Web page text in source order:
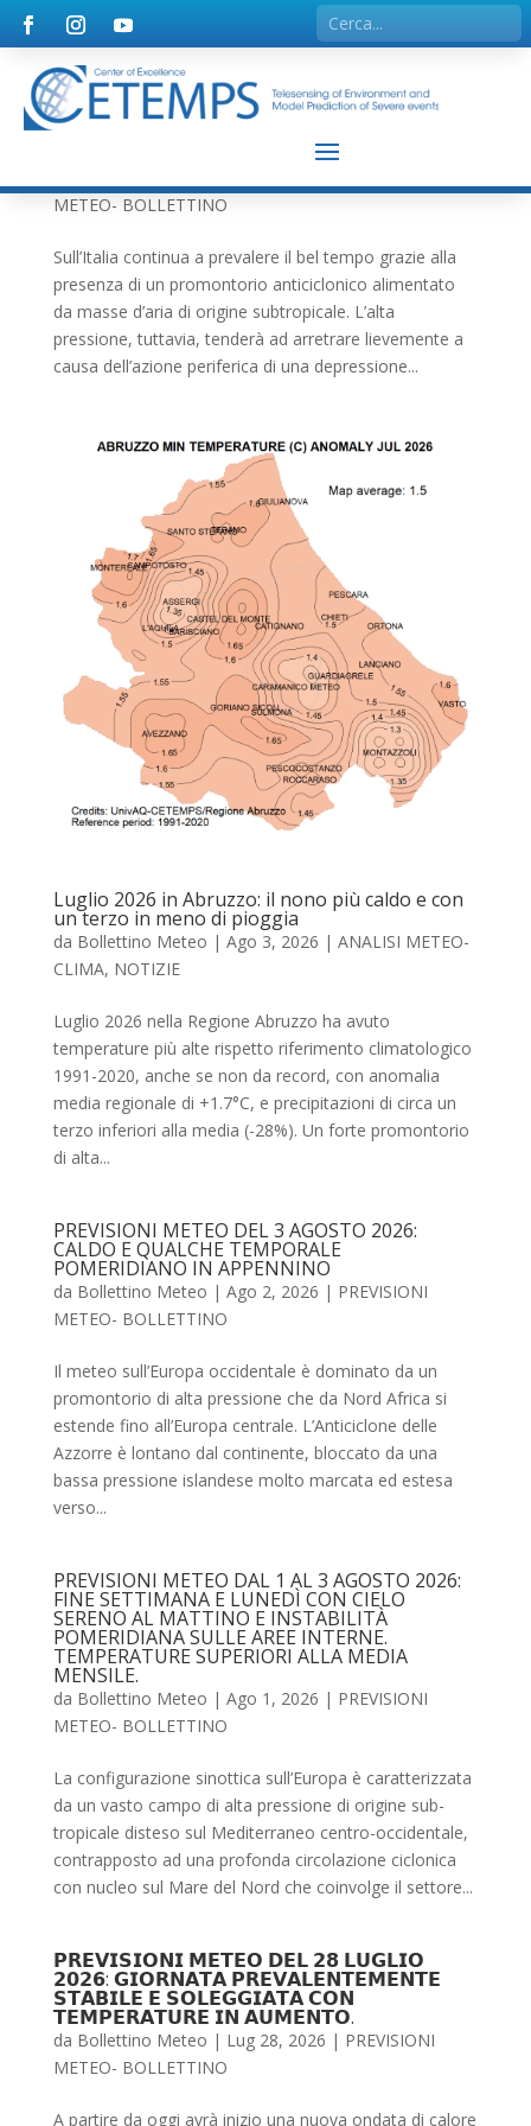
𝗣𝗥𝗘𝗩𝗜𝗦𝗜𝗢𝗡𝗜 𝗠𝗘𝗧𝗘𝗢 𝗗𝗘𝗟 𝟰 𝗔𝗚𝗢𝗦𝗧𝗢
𝟮𝟬𝟮𝟲: 𝗣𝗥𝗢𝗦𝗘𝗚𝗨𝗘 𝗟’𝗢𝗡𝗗𝗔𝗧𝗔 𝗗𝗜 𝗖𝗔𝗟𝗢𝗥𝗘
𝗖𝗢𝗡 𝗤𝗨𝗔𝗟𝗖𝗛𝗘 𝗧𝗘𝗠𝗣𝗢𝗥𝗔𝗟𝗘
METEO- BOLLETTINO
Sull’Italia continua a prevalere il bel tempo grazie alla
presenza di un promontorio anticiclonico alimentato
da masse d’aria di origine subtropicale. L’alta
pressione, tuttavia, tenderà ad arretrare lievemente a
causa dell’azione periferica di una depressione...
Luglio 2026 in Abruzzo: il nono più caldo e con
un terzo in meno di pioggia
da Bollettino Meteo | Ago 3, 2026 | ANALISI METEO-
CLIMA, NOTIZIE
Luglio 2026 nella Regione Abruzzo ha avuto
temperature più alte rispetto riferimento climatologico
1991-2020, anche se non da record, con anomalia
media regionale di +1.7°C, e precipitazioni di circa un
terzo inferiori alla media (-28%). Un forte promontorio
di alta...
PREVISIONI METEO DEL 3 AGOSTO 2026:
CALDO E QUALCHE TEMPORALE
POMERIDIANO IN APPENNINO
da Bollettino Meteo | Ago 2, 2026 | PREVISIONI
METEO- BOLLETTINO
Il meteo sull’Europa occidentale è dominato da un
promontorio di alta pressione che da Nord Africa si
estende fino all’Europa centrale. L’Anticiclone delle
Azzorre è lontano dal continente, bloccato da una
bassa pressione islandese molto marcata ed estesa
verso...
PREVISIONI METEO DAL 1 AL 3 AGOSTO 2026:
FINE SETTIMANA E LUNEDÌ CON CIELO
SERENO AL MATTINO E INSTABILITÀ
POMERIDIANA SULLE AREE INTERNE.
TEMPERATURE SUPERIORI ALLA MEDIA
MENSILE.
da Bollettino Meteo | Ago 1, 2026 | PREVISIONI
METEO- BOLLETTINO
La configurazione sinottica sull’Europa è caratterizzata
da un vasto campo di alta pressione di origine sub-
tropicale disteso sul Mediterraneo centro-occidentale,
contrapposto ad una profonda circolazione ciclonica
con nucleo sul Mare del Nord che coinvolge il settore...
𝗣𝗥𝗘𝗩𝗜𝗦𝗜𝗢𝗡𝗜 𝗠𝗘𝗧𝗘𝗢 𝗗𝗘𝗟 𝟮𝟴 𝗟𝗨𝗚𝗟𝗜𝗢
𝟮𝟬𝟮𝟲: 𝗚𝗜𝗢𝗥𝗡𝗔𝗧𝗔 𝗣𝗥𝗘𝗩𝗔𝗟𝗘𝗡𝗧𝗘𝗠𝗘𝗡𝗧𝗘
𝗦𝗧𝗔𝗕𝗜𝗟𝗘 𝗘 𝗦𝗢𝗟𝗘𝗚𝗚𝗜𝗔𝗧𝗔 𝗖𝗢𝗡
𝗧𝗘𝗠𝗣𝗘𝗥𝗔𝗧𝗨𝗥𝗘 𝗜𝗡 𝗔𝗨𝗠𝗘𝗡𝗧𝗢.
da Bollettino Meteo | Lug 28, 2026 | PREVISIONI
METEO- BOLLETTINO
A partire da oggi avrà inizio una nuova ondata di calore